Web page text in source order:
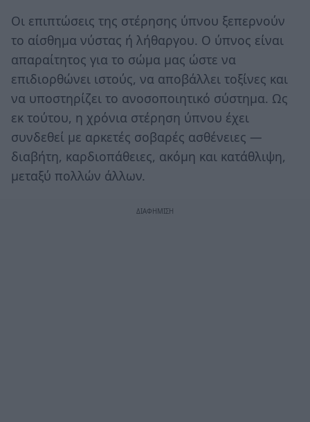
Οι επιπτώσεις της στέρησης ύπνου ξεπερνούν
το αίσθημα νύστας ή λήθαργου. Ο ύπνος είναι
απαραίτητος για το σώμα μας ώστε να
επιδιορθώνει ιστούς, να αποβάλλει τοξίνες και
να υποστηρίζει το ανοσοποιητικό σύστημα. Ως
εκ τούτου, η χρόνια στέρηση ύπνου έχει
συνδεθεί με αρκετές σοβαρές ασθένειες —
διαβήτη, καρδιοπάθειες, ακόμη και κατάθλιψη,
μεταξύ πολλών άλλων.